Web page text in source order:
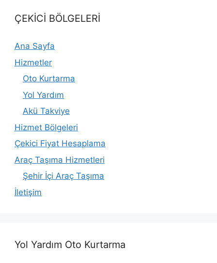
ÇEKİCİ BÖLGELERİ
Ana Sayfa
Hizmetler
Oto Kurtarma
Yol Yardım
Akü Takviye
Hizmet Bölgeleri
Çekici Fiyat Hesaplama
Araç Taşıma Hizmetleri
Şehir İçi Araç Taşıma
İletişim
Yol Yardım Oto Kurtarma